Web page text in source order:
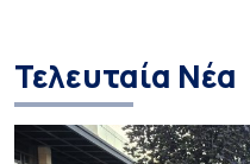
Τελευταία Νέα